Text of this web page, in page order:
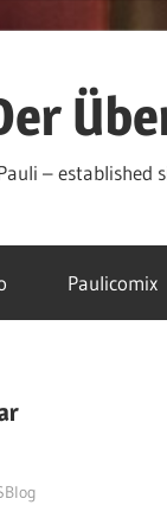
– established
Paulicomix